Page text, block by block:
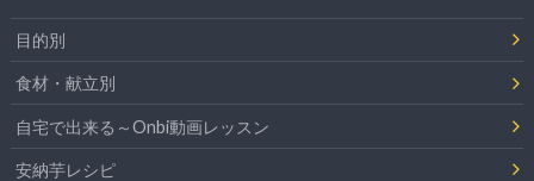
目的別
食材・献立別
自宅で出来る～Onbi動画レッスン
安納芋レシピ